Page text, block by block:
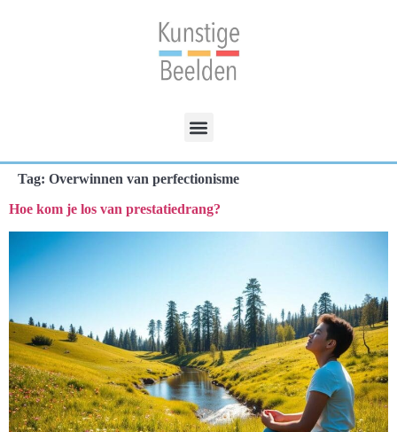
Tag: Overwinnen van perfectionisme
Hoe kom je los van prestatiedrang?